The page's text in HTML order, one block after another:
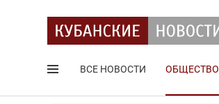
ВСЕ НОВОСТИ ОБЩЕСТВО